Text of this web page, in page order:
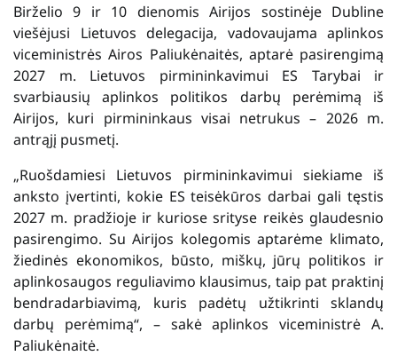
Birželio 9 ir 10 dienomis Airijos sostinėje Dubline
viešėjusi Lietuvos delegacija, vadovaujama aplinkos
viceministrės Airos Paliukėnaitės, aptarė pasirengimą
2027 m. Lietuvos pirmininkavimui ES Tarybai ir
svarbiausių aplinkos politikos darbų perėmimą iš
Airijos, kuri pirmininkaus visai netrukus – 2026 m.
antrąjį pusmetį.
„Ruošdamiesi Lietuvos pirmininkavimui siekiame iš
anksto įvertinti, kokie ES teisėkūros darbai gali tęstis
2027 m. pradžioje ir kuriose srityse reikės glaudesnio
pasirengimo. Su Airijos kolegomis aptarėme klimato,
žiedinės ekonomikos, būsto, miškų, jūrų politikos ir
aplinkosaugos reguliavimo klausimus, taip pat praktinį
bendradarbiavimą, kuris padėtų užtikrinti sklandų
darbų perėmimą“, – sakė aplinkos viceministrė A.
Paliukėnaitė.